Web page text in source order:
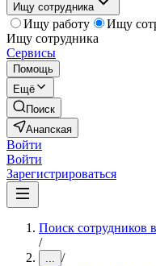
Ищу сотрудника
Ищу работу
Ищу
Ищу сотрудника
Сервисы
Помощь
Ещё
Поиск
Анапская
Войти
Войти
Зарегистрироваться
Поиск сотрудников
/
... /